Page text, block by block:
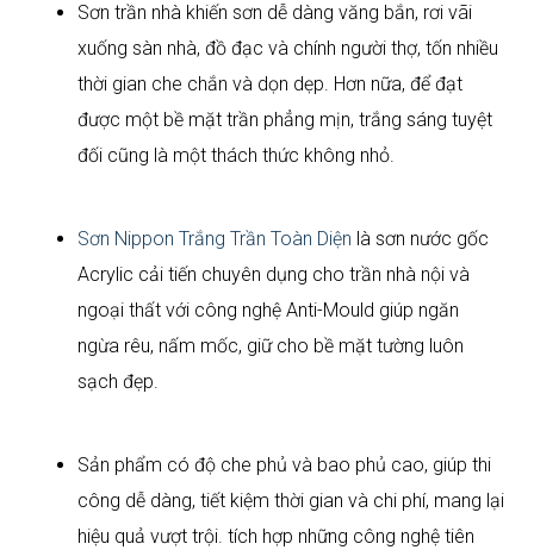
Sơn trần nhà khiến sơn dễ dàng văng bắn, rơi vãi
xuống sàn nhà, đồ đạc và chính người thợ, tốn nhiều
thời gian che chắn và dọn dẹp. Hơn nữa, để đạt
được một bề mặt trần phẳng mịn, trắng sáng tuyệt
đối cũng là một thách thức không nhỏ.
Sơn Nippon Trắng Trần Toàn Diện là sơn nước gốc
Acrylic cải tiến chuyên dụng cho trần nhà nội và
ngoại thất với công nghệ Anti-Mould giúp ngăn
ngừa rêu, nấm mốc, giữ cho bề mặt tường luôn
sạch đẹp.
Sản phẩm có độ che phủ và bao phủ cao, giúp thi
công dễ dàng, tiết kiệm thời gian và chi phí, mang lại
hiệu quả vượt trội. tích hợp những công nghệ tiên